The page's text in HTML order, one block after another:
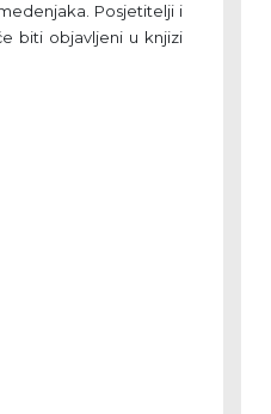
Posjetitelji i
biti objavljeni u knjizi